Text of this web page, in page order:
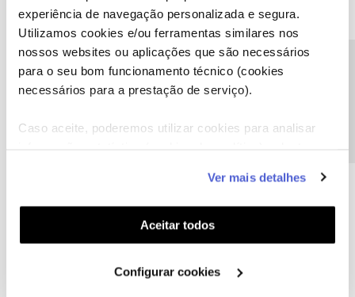
experiência de navegação personalizada e segura.
Utilizamos cookies e/ou ferramentas similares nos
nossos websites ou aplicações que são necessários
para o seu bom funcionamento técnico (cookies
necessários para a prestação de serviço).
Caso aceite, poderemos utilizar cookies para analisar
funcionalidades (cookies de personalização e
funcionalidade) e adaptar anúncios aos seus interesses
(cookies de publicidade personalizada). Pode gerir a
utilização dos cookies clicando em "Configurar
Ver mais detalhes
Aceitar todos
Configurar cookies
Hall of Fame de junho